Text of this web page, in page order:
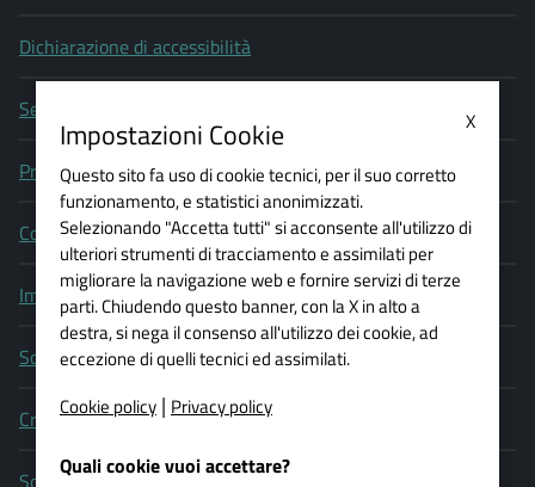
Dichiarazione di accessibilità
Segnala un problema di accessibilità
Privacy policy
Cookie policy
Impostazioni Cookie
Social media policy
Credits
Scrivi al webmaster
X
Impostazioni Cookie
Questo sito fa uso di cookie tecnici, per il suo corretto
funzionamento, e statistici anonimizzati.
Selezionando "Accetta tutti" si acconsente all'utilizzo di
ulteriori strumenti di tracciamento e assimilati per
migliorare la navigazione web e fornire servizi di terze
parti. Chiudendo questo banner, con la X in alto a
destra, si nega il consenso all'utilizzo dei cookie, ad
eccezione di quelli tecnici ed assimilati.
Cookie policy | Privacy policy
Quali cookie vuoi accettare?